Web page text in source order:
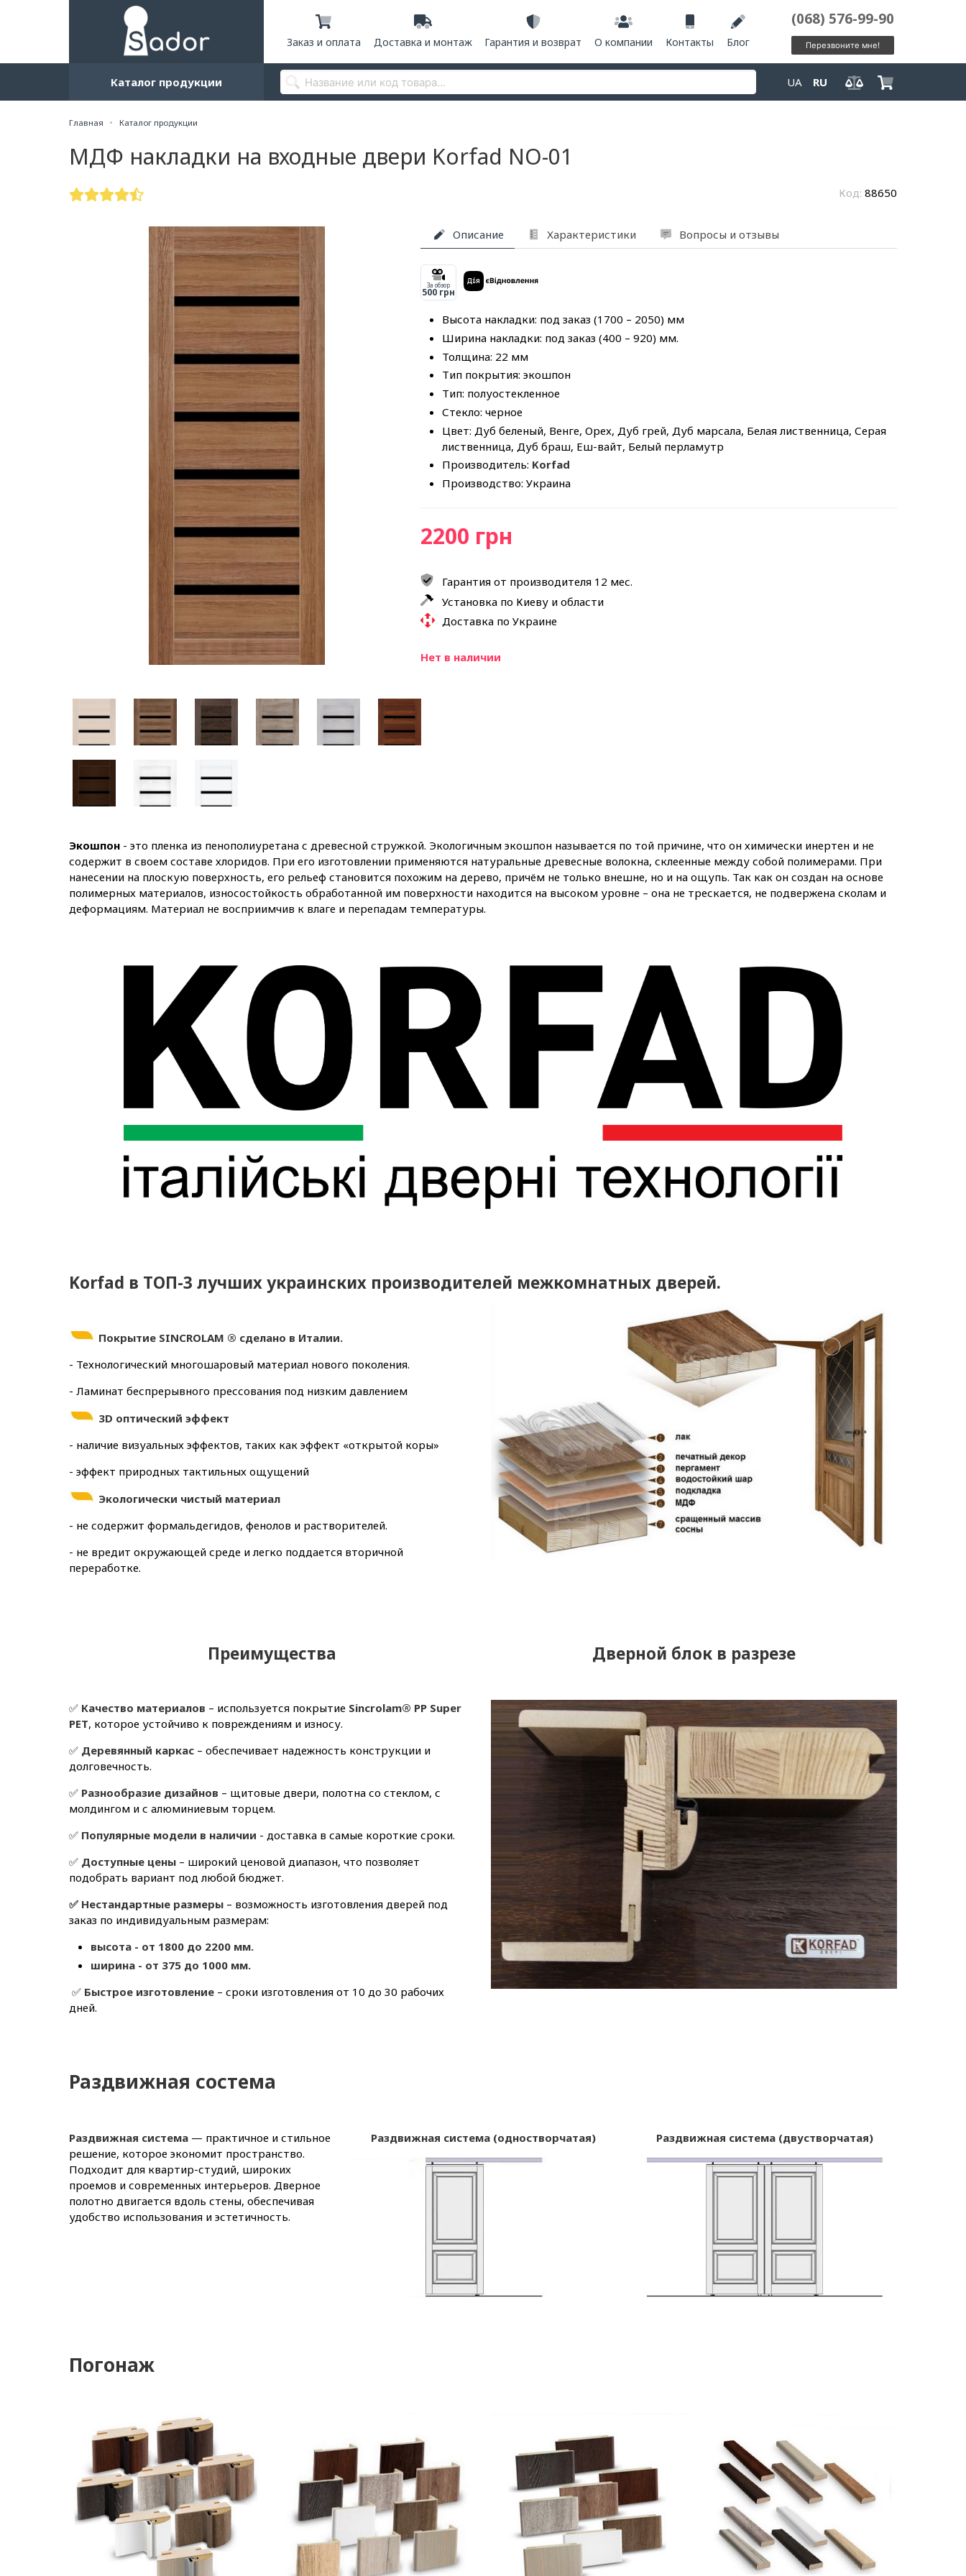
Заказ и оплата Доставка и монтаж Гарантия и возврат О компании Контакты Блог
(068) 576-99-90
Перезвоните мне!
Каталог продукции UA RU
Главная Каталог продукции
МДФ накладки на входные двери Korfad NO-01
Код: 88650
Описание Характеристики Вопросы и отзывы
За обзор
500 грн
Высота накладки: под заказ (1700 – 2050) мм
Ширина накладки: под заказ (400 – 920) мм.
Толщина: 22 мм
Тип покрытия: экошпон
Тип: полуостекленное
Стекло: черное
Цвет: Дуб беленый, Венге, Орех, Дуб грей, Дуб марсала, Белая лиственница, Серая
лиственница, Дуб браш, Еш-вайт, Белый перламутр
Производитель: Korfad
Производство: Украина
2200 грн
Гарантия от производителя 12 мес.
Установка по Киеву и области
Доставка по Украине
Нет в наличии
Экошпон - это пленка из пенополиуретана с древесной стружкой. Экологичным экошпон называется по той причине, что он химически инертен и не
содержит в своем составе хлоридов. При его изготовлении применяются натуральные древесные волокна, склеенные между собой полимерами. При
нанесении на плоскую поверхность, его рельеф становится похожим на дерево, причём не только внешне, но и на ощупь. Так как он создан на основе
полимерных материалов, износостойкость обработанной им поверхности находится на высоком уровне – она не трескается, не подвержена сколам и
деформациям. Материал не восприимчив к влаге и перепадам температуры.
Korfad в ТОП-3 лучших украинских производителей межкомнатных дверей.
Покрытие SINCROLAM ® сделано в Италии.
- Технологический многошаровый материал нового поколения.
- Ламинат беспрерывного прессования под низким давлением
3D оптический эффект
- наличие визуальных эффектов, таких как эффект «открытой коры»
- эффект природных тактильных ощущений
Экологически чистый материал
- не содержит формальдегидов, фенолов и растворителей.
- не вредит окружающей среде и легко поддается вторичной
переработке.
Преимущества
✅ Качество материалов – используется покрытие Sincrolam® PP Super
PET, которое устойчиво к повреждениям и износу.
✅ Деревянный каркас – обеспечивает надежность конструкции и
долговечность.
✅ Разнообразие дизайнов – щитовые двери, полотна со стеклом, с
молдингом и с алюминиевым торцем.
✅ Популярные модели в наличии - доставка в самые короткие сроки.
✅ Доступные цены – широкий ценовой диапазон, что позволяет
подобрать вариант под любой бюджет.
✅ Нестандартные размеры – возможность изготовления дверей под
заказ по индивидуальным размерам:
высота - от 1800 до 2200 мм.
ширина - от 375 до 1000 мм.
✅ Быстрое изготовление – сроки изготовления от 10 до 30 рабочих
дней.
Дверной блок в разрезе
Раздвижная состема
Раздвижная система — практичное и стильное
решение, которое экономит пространство.
Подходит для квартир-студий, широких
проемов и современных интерьеров. Дверное
полотно двигается вдоль стены, обеспечивая
удобство использования и эстетичность.
Раздвижная система (одностворчатая) Раздвижная система (двустворчатая)
Погонаж